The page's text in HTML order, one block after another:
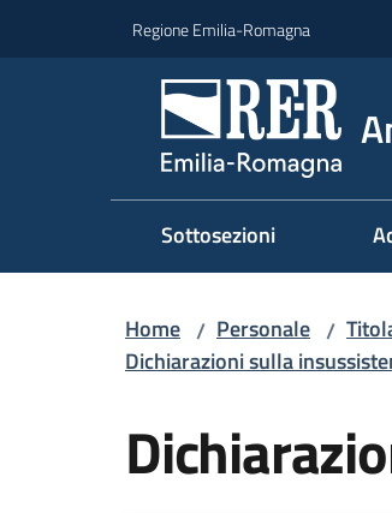
Regione Emilia-Romagna
Sottosezioni
Home / Personale /
Dichiarazioni sulla